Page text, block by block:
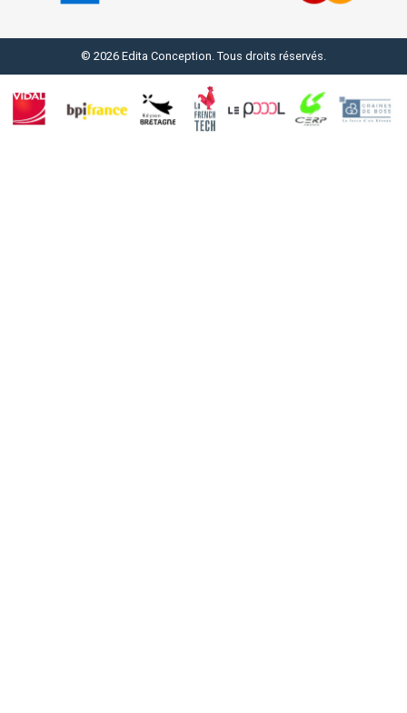
© 2026 Edita Conception. Tous droits réservés.